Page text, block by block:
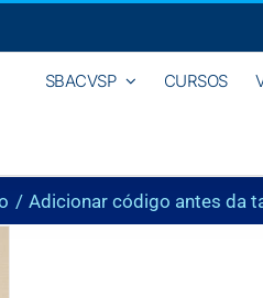
SBACVSP CURSOS
Adicionar código antes da